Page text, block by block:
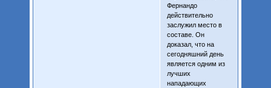
Фернандо
действительно
заслужил место в
составе. Он
доказал, что на
сегодняшний день
является одним из
лучших
нападающих